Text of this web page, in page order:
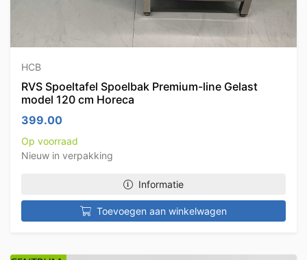
HCB
RVS Spoeltafel Spoelbak Premium-line Gelast
model 120 cm Horeca
399.00
Op voorraad
Nieuw in verpakking
Informatie
Toevoegen aan winkelwagen